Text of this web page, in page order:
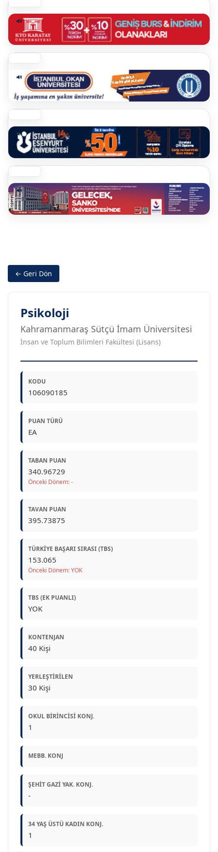
← Geri Dön
Psikoloji
Kahramanmaraş Sütçü İmam Üniversitesi
İnsan ve Toplum Bilimleri Fakültesi (Lisans)
KODU
106090185
PUAN TÜRÜ
EA
TABAN PUAN
340.96729
Önceki Dönem: -
TAVAN PUAN
395.73875
TÜRKIYE BAŞARI SIRASI (TBS)
153.065
Önceki Dönem: YOK
TBS (EK PUANLI)
YOK
KONTENJAN
40 Kişi
YERLEŞTIRILEN
30 Kişi
OKUL BIRINCISI KONJ.
1
MEBB. KONJ
ŞEHIT GAZI YAK. KONJ.
-
34 YAŞ ÜSTÜ KADIN KONJ.
1